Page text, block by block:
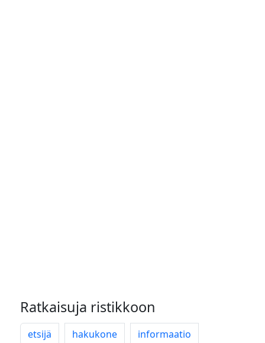
Ratkaisuja ristikkoon
etsijä hakukone
informaatio